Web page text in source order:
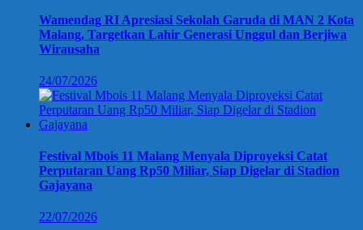
Wamendag RI Apresiasi Sekolah Garuda di MAN 2 Kota
Malang, Targetkan Lahir Generasi Unggul dan Berjiwa
Wirausaha
24/07/2026
Festival Mbois 11 Malang Menyala Diproyeksi Catat
Perputaran Uang Rp50 Miliar, Siap Digelar di Stadion
Gajayana
22/07/2026